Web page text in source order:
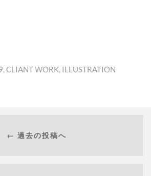
,CLIANT WORK, ILLUSTRATION
← 過去の投稿へ